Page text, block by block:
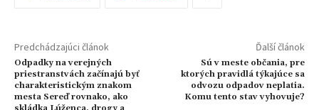
Predchádzajúci článok
Odpadky na verejných
priestranstvách začínajú byť
charakteristickým znakom
mesta Sereď rovnako, ako
Ďalší článok
Sú v meste občania, pre
ktorých pravidlá týkajúce sa
odvozu odpadov neplatia.
Komu tento stav vyhovuje?